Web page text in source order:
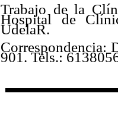
Trabajo de la
Hospital de
UdelaR.
Correspondencia:
901. Tels.: